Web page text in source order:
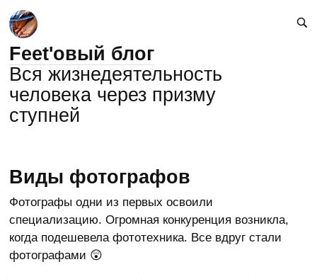
Feet'овый блог
Вся жизнедеятельность
человека через призму
ступней
Виды фотографов
Фотографы одни из первых освоили
специализацию. Огромная конкуренция возникла,
когда подешевела фототехника. Все вдруг стали
фотографами 😲